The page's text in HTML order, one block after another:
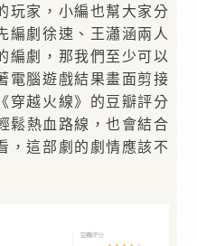
玩家，小編也幫大家分
編劇徐速、王瀟涵兩人
編劇，那我們至少可以
電腦遊戲結果畫面剪接
穿越火線》的豆瓣評分
鬆熱血路線，也會結合
，這部劇的劇情應該不